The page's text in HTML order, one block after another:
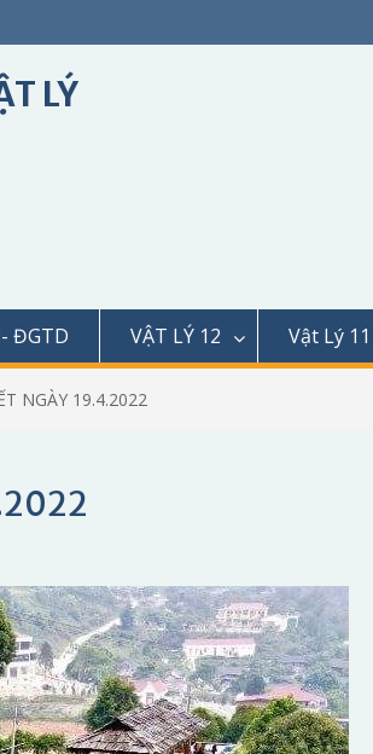
LÝ
ĐGTD VẬT LÝ 12 Vật Lý 11
NGÀY 19.4.2022